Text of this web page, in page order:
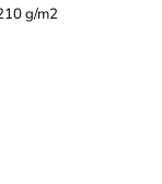
g/m2